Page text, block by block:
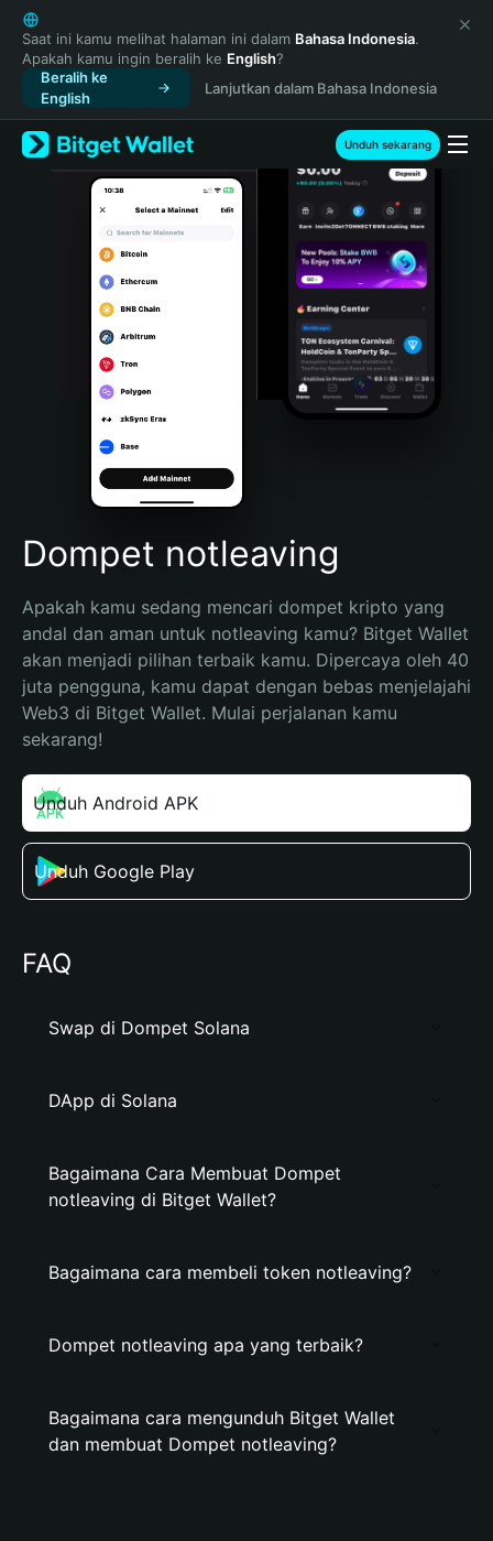
English
日本語
Tiếng Việt
Русский
Español (Latinoamérica)
Türkçe
Italiano
Português (Portugal)
Bahasa Indonesia
Português (Brasil)
Español (Argentina)
Saat ini kamu melihat halaman ini dalam Bahasa Indonesia.
Apakah kamu ingin beralih ke English?
Beralih ke
English
Lanjutkan dalam Bahasa Indonesia
Unduh sekarang
Dompet notleaving
Apakah kamu sedang mencari dompet kripto yang
andal dan aman untuk notleaving kamu? Bitget Wallet
akan menjadi pilihan terbaik kamu. Dipercaya oleh 40
juta pengguna, kamu dapat dengan bebas menjelajahi
Web3 di Bitget Wallet. Mulai perjalanan kamu
sekarang!
Unduh Android APK
Unduh Google Play
FAQ
Swap di Dompet Solana
DApp di Solana
Bagaimana Cara Membuat Dompet
notleaving di Bitget Wallet?
Bagaimana cara membeli token notleaving?
Dompet notleaving apa yang terbaik?
Bagaimana cara mengunduh Bitget Wallet
dan membuat Dompet notleaving?